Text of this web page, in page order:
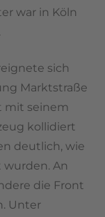
war in Köln
sich
Marktstraße
mit seinem
kollidiert
deutlich, wie
An
die Front
Unter